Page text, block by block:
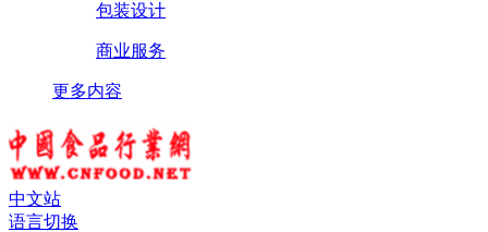
包装设计
商业服务
更多内容
中文站
语言切换